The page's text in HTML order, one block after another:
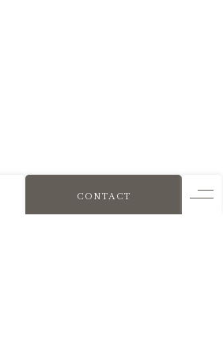
CONTACT